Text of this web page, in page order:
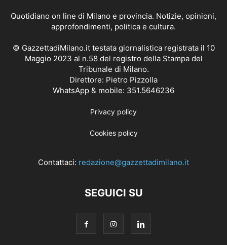
Quotidiano on line di Milano e provincia. Notizie, opinioni,
approfondimenti, politica e cultura.
© GazzettadiMilano.it testata giornalistica registrata il 10
Maggio 2023 al n.58 del registro della Stampa del
Tribunale di Milano.
Direttore: Pietro Pizzolla
WhatsApp & mobile: 351.5646236
Privacy policy
Cookies policy
Contattaci: redazione@gazzettadimilano.it
SEGUICI SU